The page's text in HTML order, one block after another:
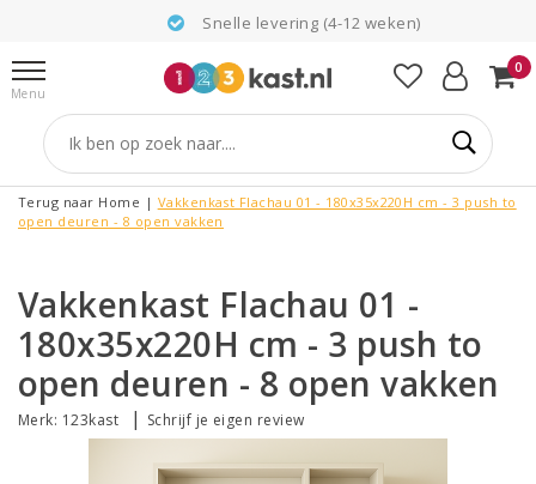
Snelle levering (4-12 weken)
Menu
0
Terug naar Home | Vakkenkast Flachau 01 - 180x35x220H cm - 3 push to
open deuren - 8 open vakken
Vakkenkast Flachau 01 -
180x35x220H cm - 3 push to
open deuren - 8 open vakken
Merk: 123kast | Schrijf je eigen review